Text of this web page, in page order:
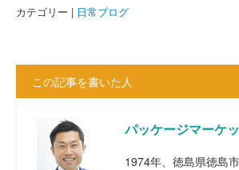
カテゴリー | 日常ブログ
この記事を書いた人
パッケージマーケ
1974年、徳島県徳島